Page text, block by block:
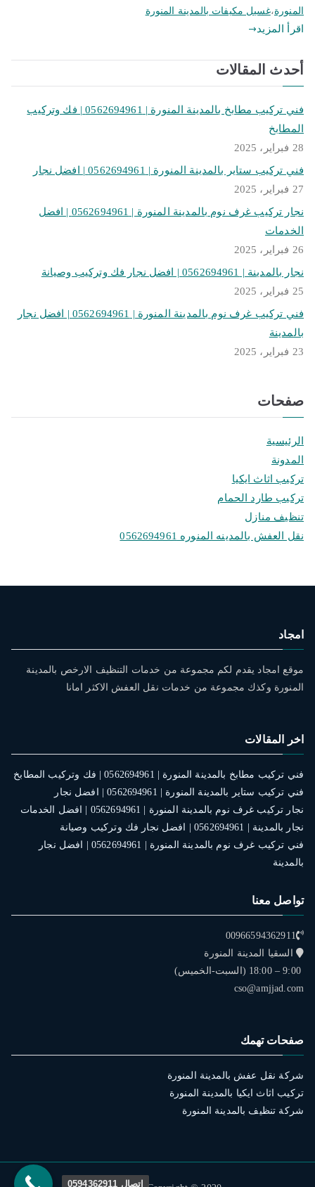
المنورة،غسيل مكيفات بالمدينة المنورة
اقرأ المزيد
أحدث المقالات
فني تركيب مطابخ بالمدينة المنورة | 0562694961 | فك وتركيب
المطابخ
28 فبراير، 2025
فني تركيب ستاير بالمدينة المنورة | 0562694961 | افضل نجار
27 فبراير، 2025
نجار تركيب غرف نوم بالمدينة المنورة | 0562694961 | افضل
الخدمات
26 فبراير، 2025
نجار بالمدينة | 0562694961 | افضل نجار فك وتركيب وصيانة
25 فبراير، 2025
فني تركيب غرف نوم بالمدينة المنورة | 0562694961 | افضل نجار
بالمدينة
23 فبراير، 2025
صفحات
الرئيسية
المدونة
تركيب اثاث ايكيا
تركيب طارد الحمام
تنظيف منازل
نقل العفش بالمدينه المنوره 0562694961
امجاد
موقع امجاد يقدم لكم مجموعة من خدمات التنظيف الارخص بالمدينة
المنورة وكذك مجموعة من خدمات نقل العفش الاكثر امانا
اخر المقالات
فني تركيب مطابخ بالمدينة المنورة | 0562694961 | فك وتركيب المطابخ
فني تركيب ستاير بالمدينة المنورة | 0562694961 | افضل نجار
نجار تركيب غرف نوم بالمدينة المنورة | 0562694961 | افضل الخدمات
نجار بالمدينة | 0562694961 | افضل نجار فك وتركيب وصيانة
فني تركيب غرف نوم بالمدينة المنورة | 0562694961 | افضل نجار
بالمدينة
تواصل معنا
00966594362911
السقيا المدينة المنورة
9:00 – 18:00 (السبت-الخميس)
cso@amjjad.com
صفحات تهمك
شركة نقل عفش بالمدينة المنورة
تركيب اثاث ايكيا بالمدينة المنورة
شركة تنظيف بالمدينة المنورة
اتصال 0594362911